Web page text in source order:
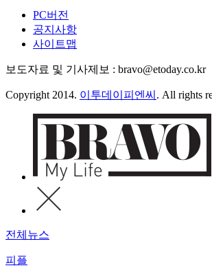
PC버전
공지사항
사이트맵
보도자료 및 기사제보 : bravo@etoday.co.kr
Copyright 2014. 이투데이피엔씨 . All rights
전체뉴스
피플